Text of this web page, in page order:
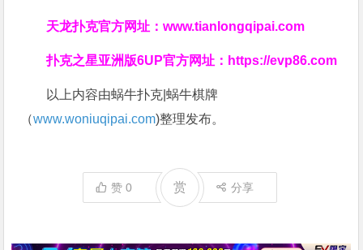
天龙扑克官方网址：www.tianlongqipai.com
扑克之星亚洲版6UP官方网址： https://evp86.com
以上内容由蜗牛扑克|蜗牛棋牌
（www.woniuqipai.com)整理发布。
赞0 赏 分享